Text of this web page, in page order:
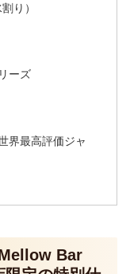
り）
ーズ
界最高評価ジャ
Bar